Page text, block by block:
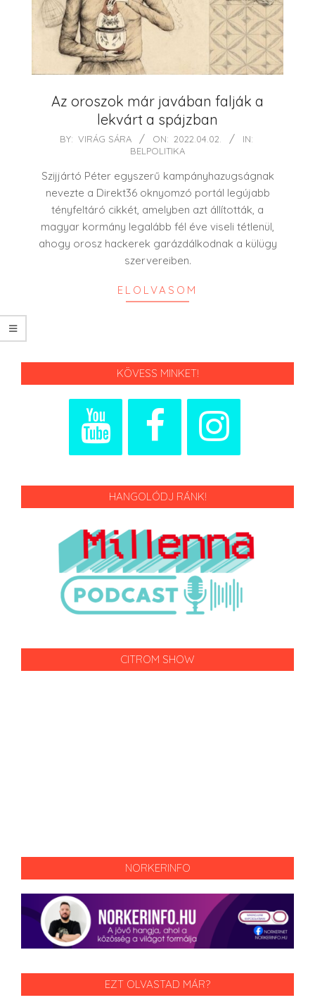
Az oroszok már javában falják a
lekvárt a spájzban
02
BY: VIRÁG SÁRA ON: 2022.04.02.
IN:
BELPOLITIKA
Szijjártó Péter egyszerű kampányhazugságnak
nevezte a Direkt36 oknyomzó portál legújabb
tényfeltáró cikkét, amelyben azt állították, a
magyar kormány legalább fél éve viseli tétlenül,
ahogy orosz hackerek garázdálkodnak a külügy
szervereiben.
ELOLVASOM
KÖVESS MINKET!
HANGOLÓDJ RÁNK!
CITROM SHOW
NORKERINFO
EZT OLVASTAD MÁR?